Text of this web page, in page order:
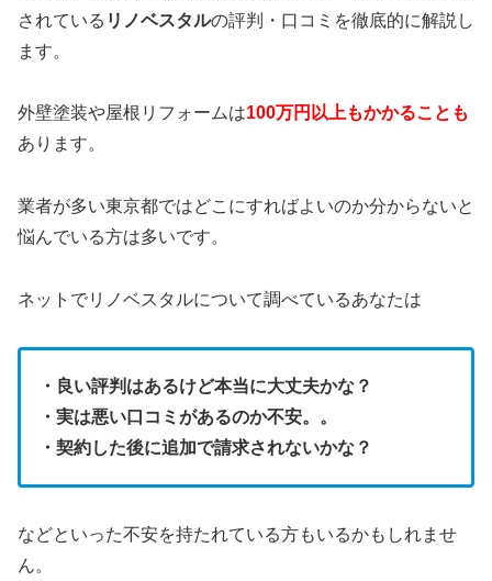
されている リノベスタルの評判・口コミを徹底的に解説し
ます。
外壁塗装や屋根リフォームは100万円以上もかかることも
あります。
業者が多い東京都ではどこにすればよいのか分からないと
悩んでいる方は多いです。
ネットでリノベスタルについて調べているあなたは
・良い評判はあるけど本当に大丈夫かな？
・実は悪い口コミがあるのか不安。。
・契約した後に追加で請求されないかな？
などといった不安を持たれている方もいるかもしれませ
ん。